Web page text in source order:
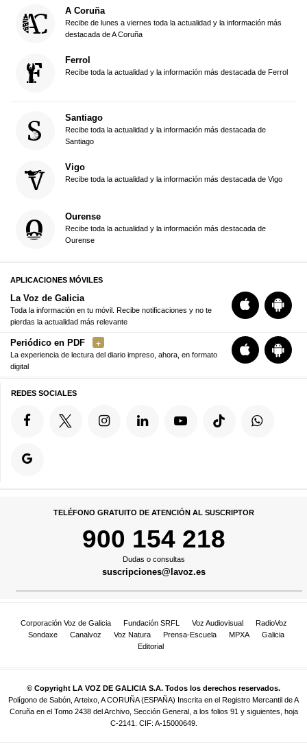
A Coruña
Recibe de lunes a viernes toda la actualidad y la información más
destacada de A Coruña
Ferrol
Recibe toda la actualidad y la información más destacada de Ferrol
Santiago
Recibe toda la actualidad y la información más destacada de
Santiago
Vigo
Recibe toda la actualidad y la información más destacada de Vigo
Ourense
Recibe toda la actualidad y la información más destacada de
Ourense
APLICACIONES MÓVILES
La Voz de Galicia
Toda la información en tu móvil. Recibe notificaciones y no te
pierdas la actualidad más relevante
Periódico en PDF
La experiencia de lectura del diario impreso, ahora, en formato
digital
REDES SOCIALES
TELÉFONO GRATUITO DE ATENCIÓN AL SUSCRIPTOR
900 154 218
Dudas o consultas
suscripciones@lavoz.es
Corporación Voz de Galicia Fundación SRFL Voz Audiovisual
RadioVoz
Sondaxe
Canalvoz Voz Natura Prensa-Escuela MPXA
Galicia
Editorial
© Copyright LA VOZ DE GALICIA S.A. Todos los derechos reservados.
Polígono de Sabón, Arteixo, A CORUÑA (ESPAÑA) Inscrita en el Registro Mercantil de A
Coruña en el Tomo 2438 del Archivo, Sección General, a los folios 91 y siguientes, hoja
C-2141. CIF: A-15000649.